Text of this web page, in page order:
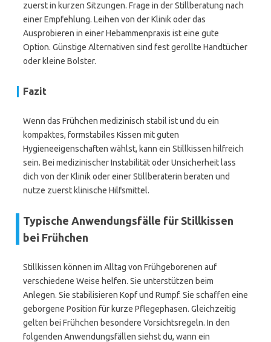
zuerst in kurzen Sitzungen. Frage in der Stillberatung nach
einer Empfehlung. Leihen von der Klinik oder das
Ausprobieren in einer Hebammenpraxis ist eine gute
Option. Günstige Alternativen sind fest gerollte Handtücher
oder kleine Bolster.
Fazit
Wenn das Frühchen medizinisch stabil ist und du ein
kompaktes, formstabiles Kissen mit guten
Hygieneeigenschaften wählst, kann ein Stillkissen hilfreich
sein. Bei medizinischer Instabilität oder Unsicherheit lass
dich von der Klinik oder einer Stillberaterin beraten und
nutze zuerst klinische Hilfsmittel.
Typische Anwendungsfälle für Stillkissen
bei Frühchen
Stillkissen können im Alltag von Frühgeborenen auf
verschiedene Weise helfen. Sie unterstützen beim
Anlegen. Sie stabilisieren Kopf und Rumpf. Sie schaffen eine
geborgene Position für kurze Pflegephasen. Gleichzeitig
gelten bei Frühchen besondere Vorsichtsregeln. In den
folgenden Anwendungsfällen siehst du, wann ein